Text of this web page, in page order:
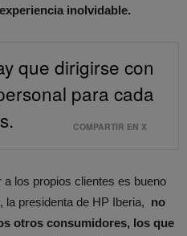
inolvidable.
que dirigirse con
para cada
COMPARTIR EN X
los propios clientes es bueno
la presidenta de HP Iberia, no
otros consumidores, los que